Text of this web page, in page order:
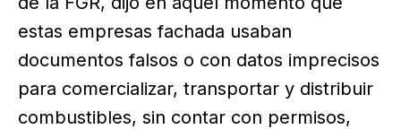
estas empresas fachada usaban
documentos falsos o con datos imprecisos
para comercializar, transportar y distribuir
combustibles, sin contar con permisos,